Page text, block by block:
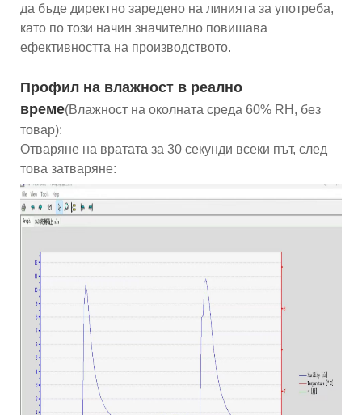
да бъде директно заредено на линията за употреба,
като по този начин значително повишава
ефективността на производството.
Профил на влажност в реално
време(Влажност на околната среда 60% RH, без
товар):
Отваряне на вратата за 30 секунди всеки път, след
това затваряне: